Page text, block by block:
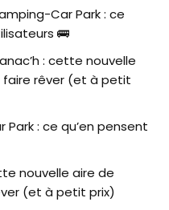
Car Park : ce
🚌
: cette nouvelle
faire rêver (et à petit
: ce qu’en pensent
nouvelle aire de
(et à petit prix)